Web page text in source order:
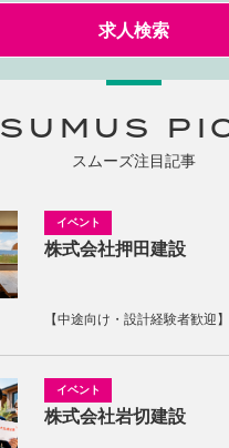
求人検索
SUMUS
スムーズ注目記事
株式会社押田建設
株式会社岩切建設